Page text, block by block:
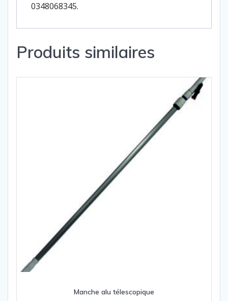
0348068345.
Produits similaires
Manche alu télescopique